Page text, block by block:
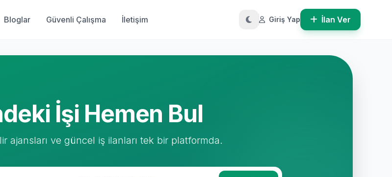
Bloglar Güvenli Çalışma İletişim Giriş Yap İlan Ver
İşi Hemen Bul
ajansları ve güncel iş ilanları tek bir platformda.